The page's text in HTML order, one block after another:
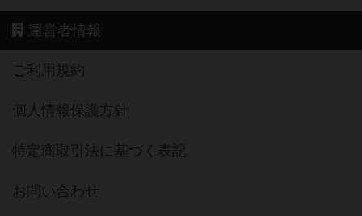
運営者情報
ご利用規約
個人情報保護方針
特定商取引法に基づく表記
お問い合わせ